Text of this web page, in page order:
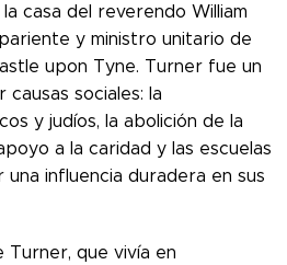
casa del reverendo William
y ministro unitario de
upon Tyne. Turner fue un
sociales: la
y judíos, la abolición de la
a la caridad y las escuelas
una influencia duradera en sus
Turner, que vivía en